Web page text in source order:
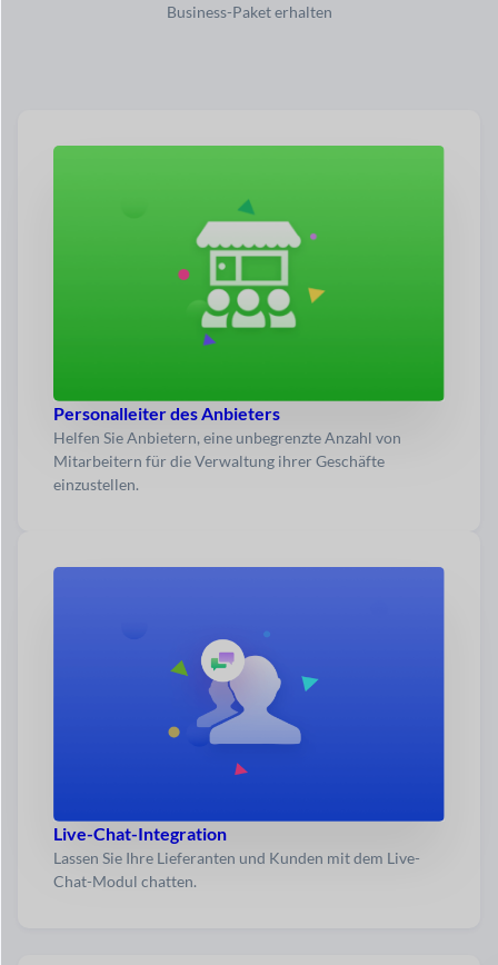
Business-Paket erhalten
Personalleiter des Anbieters
Helfen Sie Anbietern, eine unbegrenzte Anzahl von
Mitarbeitern für die Verwaltung ihrer Geschäfte
einzustellen.
Live-Chat-Integration
Lassen Sie Ihre Lieferanten und Kunden mit dem Live-
Chat-Modul chatten.